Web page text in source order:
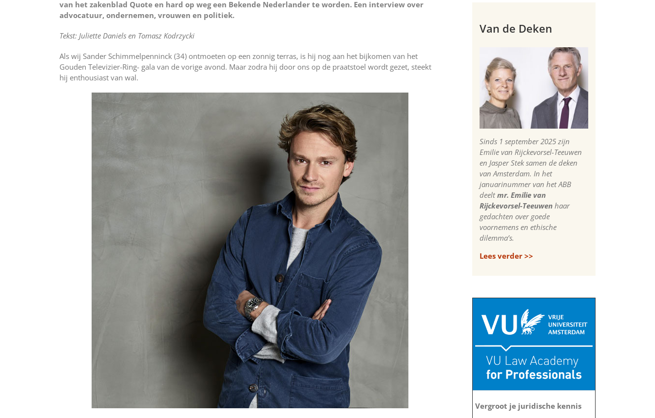
van het zakenblad Quote en hard op weg een Bekende Nederlander te worden. Een interview over
advocatuur, ondernemen, vrouwen en politiek.
Tekst: Juliette Daniels en Tomasz Kodrzycki
Als wij Sander Schimmelpenninck (34) ontmoeten op een zonnig terras, is hij nog aan het bijkomen van het
Gouden Televizier-Ring- gala van de vorige avond. Maar zodra hij door ons op de praatstoel wordt gezet, steekt
hij enthousiast van wal.
Van de Deken
Sinds 1 september 2025 zijn
Emilie van Rijckevorsel-Teeuwen
en Jasper Stek samen de deken
van Amsterdam. In het
januarinummer van het ABB
deeltmr. Emilie van
Rijckevorsel-Teeuwen haar
gedachten over goede
voornemens en ethische
dilemma’s.
Lees verder >>
Vergroot je juridische kennis